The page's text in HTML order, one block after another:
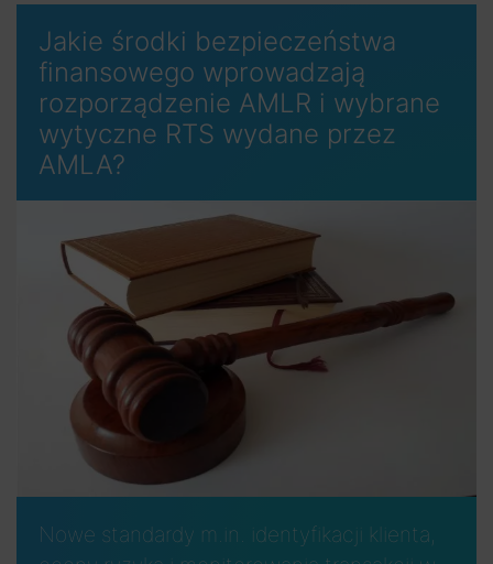
Jakie środki bezpieczeństwa
finansowego wprowadzają
rozporządzenie AMLR i wybrane
wytyczne RTS wydane przez
AMLA?
Nowe standardy m.in. identyfikacji klienta,